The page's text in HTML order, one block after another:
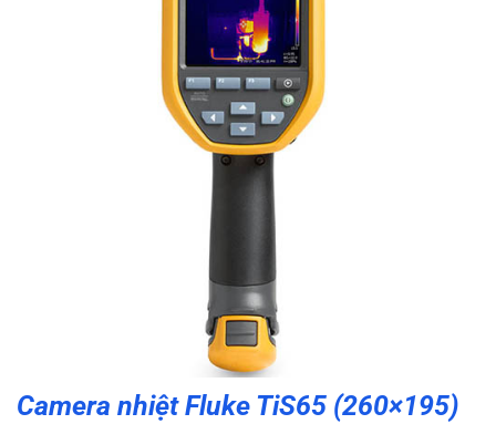
Camera nhiệt Fluke TiS65 (260×195)